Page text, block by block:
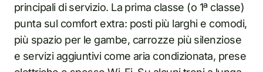
principali di servizio. La prima classe (o 1ª classe)
punta sul comfort extra: posti più larghi e comodi,
più spazio per le gambe, carrozze più silenziose
e servizi aggiuntivi come aria condizionata, prese